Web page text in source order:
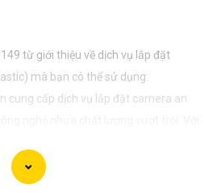
từ giới thiệu về dịch vụ lắp đặt
mà bạn có thể sử dụng:
cung cấp dịch vụ lắp đặt camera an
về an ninh tại mọi không gian. Hệ
Thành Phát Không chỉ mang lại hình